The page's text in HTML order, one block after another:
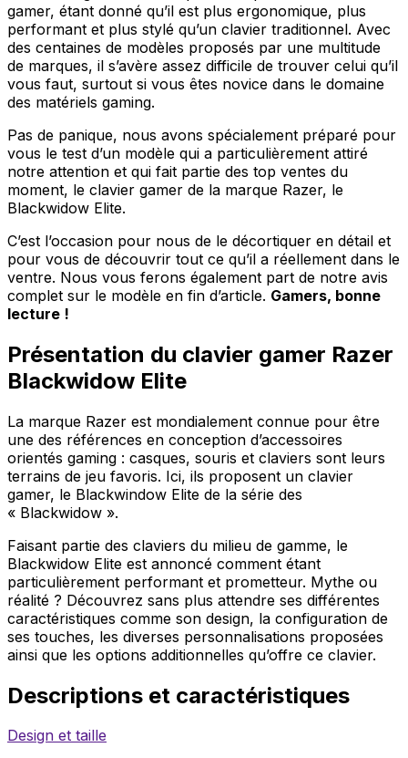
gamer, étant donné qu’il est plus ergonomique, plus
performant et plus stylé qu’un clavier traditionnel. Avec
des centaines de modèles proposés par une multitude
de marques, il s’avère assez difficile de trouver celui qu’il
vous faut, surtout si vous êtes novice dans le domaine
des matériels gaming.
Pas de panique, nous avons spécialement préparé pour
vous le test d’un modèle qui a particulièrement attiré
notre attention et qui fait partie des top ventes du
moment, le clavier gamer de la marque Razer, le
Blackwidow Elite.
C’est l’occasion pour nous de le décortiquer en détail et
pour vous de découvrir tout ce qu’il a réellement dans le
ventre. Nous vous ferons également part de notre avis
complet sur le modèle en fin d’article. Gamers, bonne
lecture !
Présentation du clavier gamer Razer
Blackwidow Elite
La marque Razer est mondialement connue pour être
une des références en conception d’accessoires
orientés gaming : casques, souris et claviers sont leurs
terrains de jeu favoris. Ici, ils proposent un clavier
gamer, le Blackwindow Elite de la série des
« Blackwidow ».
Faisant partie des claviers du milieu de gamme, le
Blackwidow Elite est annoncé comment étant
particulièrement performant et prometteur. Mythe ou
réalité ? Découvrez sans plus attendre ses différentes
caractéristiques comme son design, la configuration de
ses touches, les diverses personnalisations proposées
ainsi que les options additionnelles qu’offre ce clavier.
Descriptions et caractéristiques
Design et taille